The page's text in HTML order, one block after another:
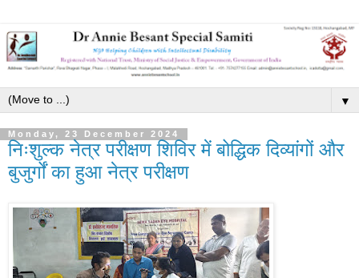
▼
Monday, 23 December 2024
निःशुल्क नेत्र परीक्षण शिविर में बोद्धिक दिव्यांगों और
बुजुर्गों का हुआ नेत्र परीक्षण